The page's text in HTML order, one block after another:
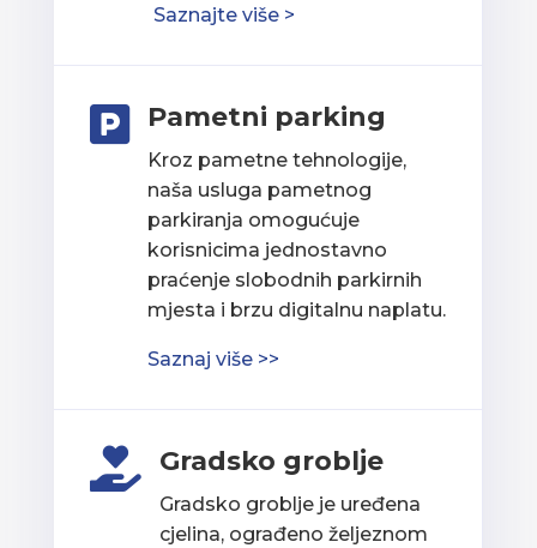
Saznajte više >
 Pametni parking
Kroz pametne tehnologije,
naša usluga pametnog
parkiranja omogućuje
korisnicima jednostavno
praćenje slobodnih parkirnih
mjesta i brzu digitalnu naplatu.
Saznaj više >>
 Gradsko groblje
Gradsko groblje je uređena
cjelina, ograđeno željeznom